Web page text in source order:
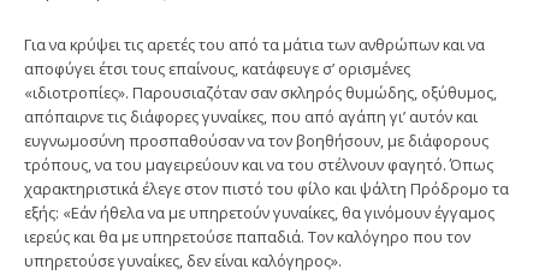
Για να κρύψει τις αρετές του από τα μάτια των ανθρώπων και να
αποφύγει έτσι τους επαίνους, κατάφευγε σ’ ορισμένες
«ιδιοτροπίες». Παρουσιαζόταν σαν σκληρός θυμώδης, οξύθυμος,
απόπαιρνε τις διάφορες γυναίκες, που από αγάπη γι’ αυτόν και
ευγνωμοσύνη προσπαθούσαν να τον βοηθήσουν, με διάφορους
τρόπους, να του μαγειρεύουν και να του στέλνουν φαγητό. Όπως
χαρακτηριστικά έλεγε στον πιστό του φίλο και ψάλτη Πρόδρομο τα
εξής: «Εάν ήθελα να με υπηρετούν γυναίκες, θα γινόμουν έγγαμος
ιερεύς και θα με υπηρετούσε παπαδιά. Τον καλόγηρο που τον
υπηρετούσε γυναίκες, δεν είναι καλόγηρος».